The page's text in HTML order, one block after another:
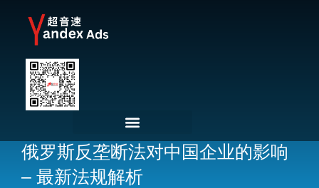
俄罗斯反垄断法对中国企业的影响
– 最新法规解析